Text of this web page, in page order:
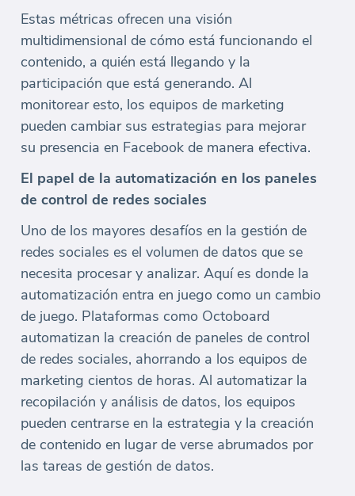
Estas métricas ofrecen una visión
multidimensional de cómo está funcionando el
contenido, a quién está llegando y la
participación que está generando. Al
monitorear esto, los equipos de marketing
pueden cambiar sus estrategias para mejorar
su presencia en Facebook de manera efectiva.
El papel de la automatización en los paneles
de control de redes sociales
Uno de los mayores desafíos en la gestión de
redes sociales es el volumen de datos que se
necesita procesar y analizar. Aquí es donde la
automatización entra en juego como un cambio
de juego. Plataformas como Octoboard
automatizan la creación de paneles de control
de redes sociales, ahorrando a los equipos de
marketing cientos de horas. Al automatizar la
recopilación y análisis de datos, los equipos
pueden centrarse en la estrategia y la creación
de contenido en lugar de verse abrumados por
las tareas de gestión de datos.